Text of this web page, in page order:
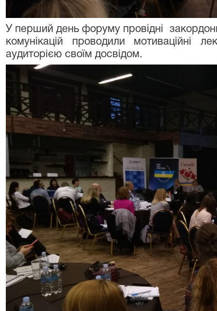
У перший день форуму провідні
комунікацій проводили мотиваційні
аудиторією своїм досвідом.